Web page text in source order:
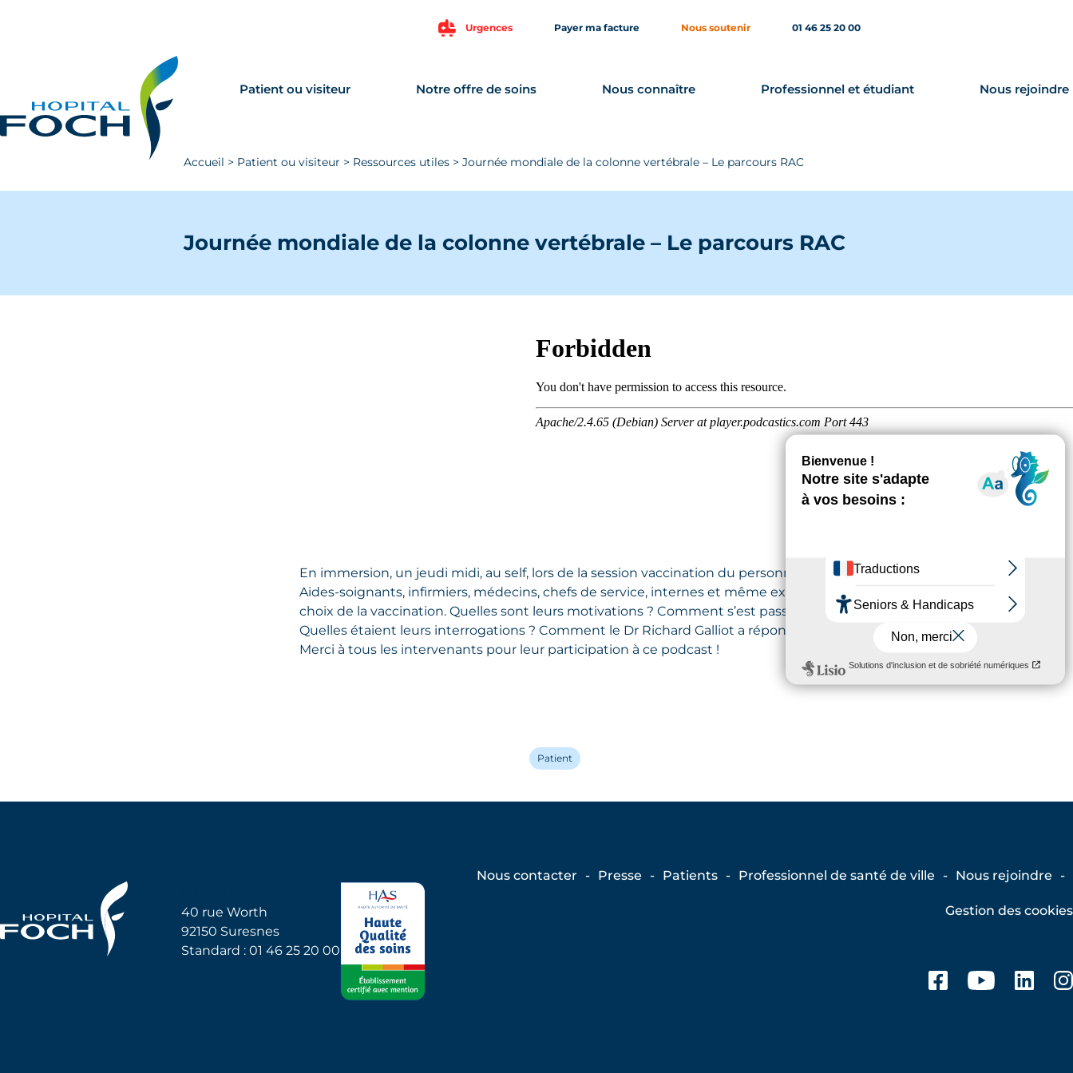
Urgences Payer ma facture Nous soutenir 01 46 25 20 00
Patient ou visiteur Notre offre de soins Nous connaître Professionnel et étudiant Nous rejoindre
Accueil > Patient ou visiteur > Ressources utiles > Journée mondiale de la colonne vertébrale – Le parcours RAC
Journée mondiale de la colonne vertébrale – Le parcours RAC
En immersion, un jeudi midi, au self, lors de la session vaccination du personnel de l’Hôpital Foch…
Aides-soignants, infirmiers, médecins, chefs de service, internes et même externes, ils ont fait le
choix de la vaccination. Quelles sont leurs motivations ? Comment s’est passée leur vaccination ?
Quelles étaient leurs interrogations ? Comment le Dr Richard Galliot a répondu et les a t-ils rassuré ?
Merci à tous les intervenants pour leur participation à ce podcast !
Patient
40 rue Worth
92150 Suresnes
Standard : 01 46 25 20 00
Nous contacter Presse Patients Professionnel de santé de ville Nous rejoindre
Gestion des cookies
Facebook